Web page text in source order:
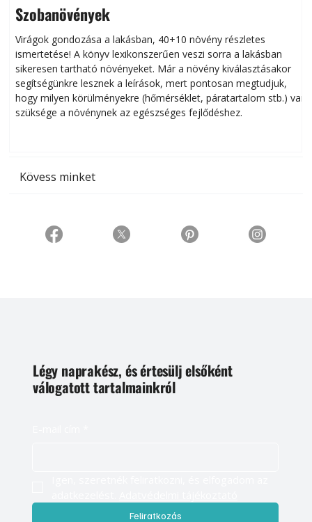
Szobanövények
Virágok gondozása a lakásban, 40+10 növény részletes
ismertetése! A könyv lexikonszerűen veszi sorra a lakásban
sikeresen tart­ha­tó növényeket. Már a növény kiválasztásakor
segítségünkre lesznek a leírások, mert pontosan megtudjuk,
hogy milyen körülményekre (hőmérséklet, páratartalom stb.) van
szüksége a növénynek az egészséges fejlődéshez.
Kövess minket
Légy naprakész, és értesülj elsőként
válogatott tartalmainkról
Feliratkozás